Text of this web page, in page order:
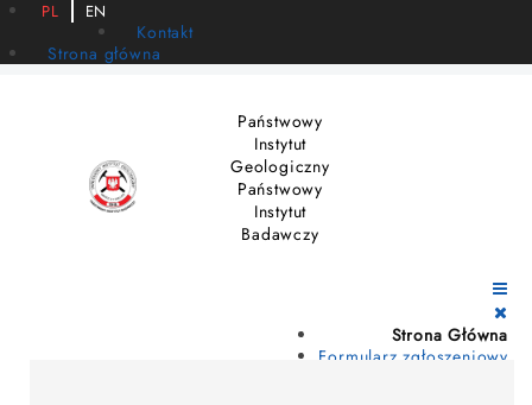
PL EN
Kontakt
Strona główna
Państwowy
Instytut
Geologiczny
Państwowy
Instytut
Badawczy
Strona Główna
Formularz zgłoszeniowy